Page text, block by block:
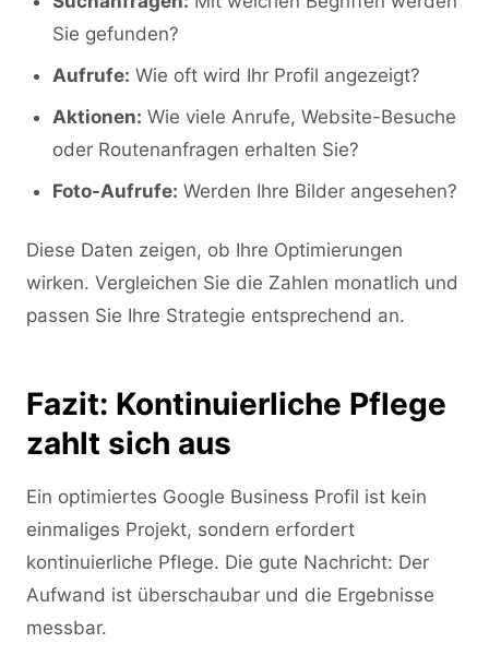
Sie gefunden?
Aufrufe: Wie oft wird Ihr Profil angezeigt?
Aktionen: Wie viele Anrufe, Website-Besuche
oder Routenanfragen erhalten Sie?
Foto-Aufrufe: Werden Ihre Bilder angesehen?
Diese Daten zeigen, ob Ihre Optimierungen
wirken. Vergleichen Sie die Zahlen monatlich und
passen Sie Ihre Strategie entsprechend an.
Fazit: Kontinuierliche Pflege
zahlt sich aus
Ein optimiertes Google Business Profil ist kein
einmaliges Projekt, sondern erfordert
kontinuierliche Pflege. Die gute Nachricht: Der
Aufwand ist überschaubar und die Ergebnisse
messbar.